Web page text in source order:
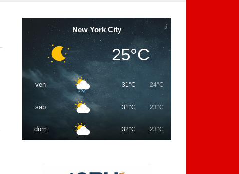
New York City
25°C
ven 31°C 24°C
sab 31°C 23°C
dom 32°C 23°C